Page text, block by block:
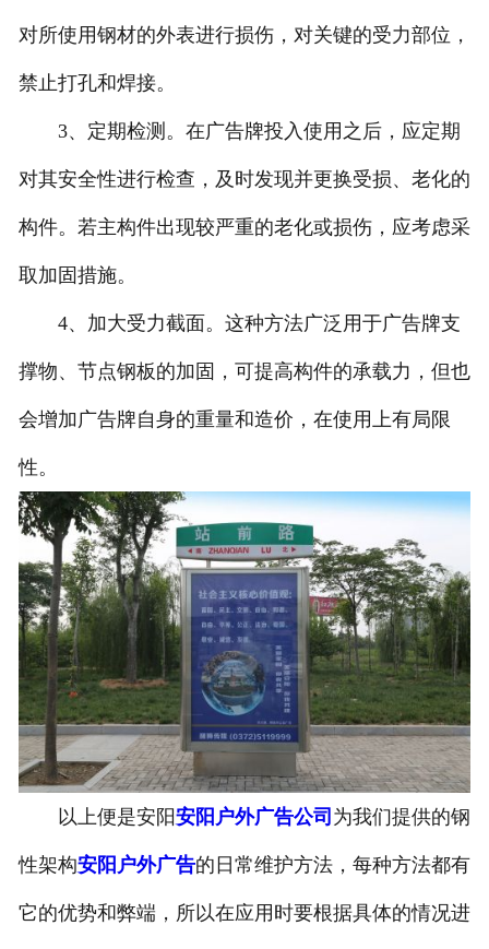
对所使用钢材的外表进行损伤，对关键的受力部位，
禁止打孔和焊接。
3、定期检测。在广告牌投入使用之后，应定期
对其安全性进行检查，及时发现并更换受损、老化的
构件。若主构件出现较严重的老化或损伤，应考虑采
取加固措施。
4、加大受力截面。这种方法广泛用于广告牌支
撑物、节点钢板的加固，可提高构件的承载力，但也
会增加广告牌自身的重量和造价，在使用上有局限
性。
以上便是安阳安阳户外广告公司 为我们提供的钢
性架构安阳户外广告的日常维护方法，每种方法都有
它的优势和弊端，所以在应用时要根据具体的情况进